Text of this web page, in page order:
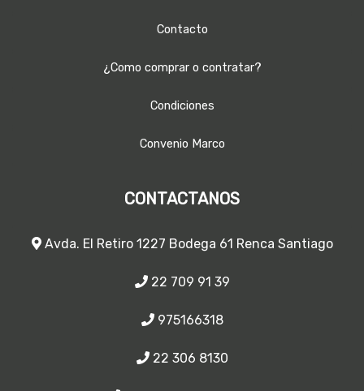
Contacto
¿Como comprar o contratar?
Condiciones
Convenio Marco
CONTACTANOS
Avda. El Retiro 1227 Bodega 61 Renca Santiago
22 709 91 39
975166318
22 306 8130